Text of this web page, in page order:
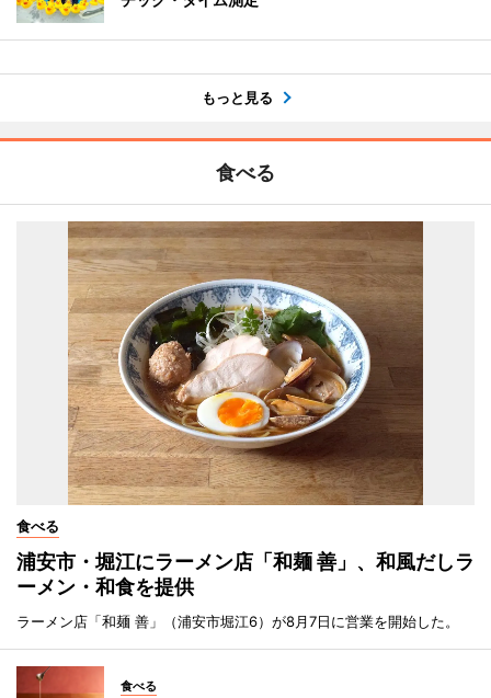
もっと見る
食べる
食べる
浦安市・堀江にラーメン店「和麺 善」、和風だしラ
ーメン・和食を提供
ラーメン店「和麺 善」（浦安市堀江6）が8月7日に営業を開始した。
食べる